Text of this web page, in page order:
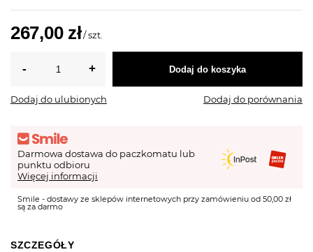
267,00 zł/szt.
Dodaj do koszyka
Dodaj do ulubionych Dodaj do porównania
Darmowa dostawa do paczkomatu lub
punktu odbioru
Więcej informacji
Smile - dostawy ze sklepów internetowych przy zamówieniu od 50,00 zł
są za darmo
SZCZEGÓŁY